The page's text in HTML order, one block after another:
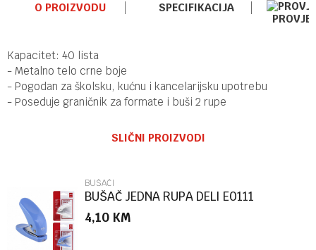
O PROIZVODU
SPECIFIKACIJA
Kapacitet: 40 lista
- Metalno telo crne boje
- Pogodan za školsku, kućnu i kancelarijsku upotrebu
- Poseduje graničnik za formate i buši 2 rupe
Poruka
SLIČNI PROIZVODI
BUŠAČI
BUŠAČ JEDNA RUPA DELI E0111
4,10 KM